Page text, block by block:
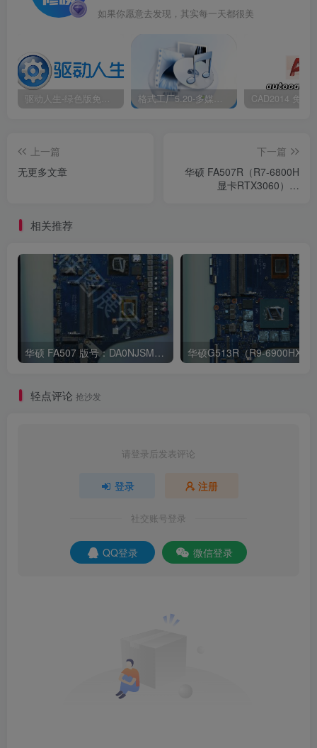
如果你愿意去发现，其实每一天都很美
驱动人生-绿色版免安装|一键运行exe 格式工厂5.20-多媒体格式转换工具|免安装绿色版
上一篇
无更多文章
下一篇
华硕 FA507R（R7-6800H
显卡RTX3060）版
相关推荐
华硕 FA507 版号：DA0NJSMBAD0 REV:D
轻点评论 抢沙发
请登录后发表评论
登录 注册
社交账号登录
QQ登录 微信登录